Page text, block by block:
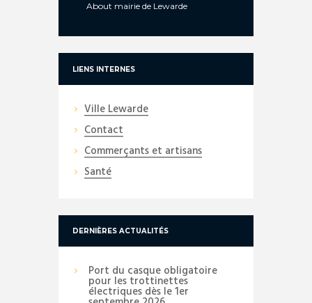
About mairie de Lewarde
LIENS INTERNES
Ville Lewarde
Contact
Commerçants et artisans
Santé
DERNIÈRES ACTUALITÉS
Port du casque obligatoire
pour les trottinettes
électriques dès le 1er